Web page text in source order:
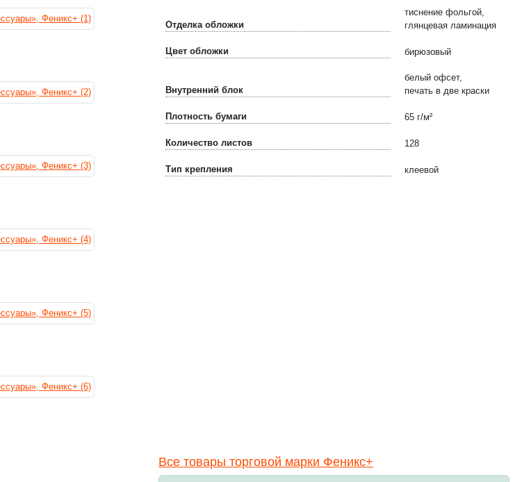
Отделка обложки
тиснение фольгой,
глянцевая ламинация
Цвет обложки бирюзовый
Внутренний блок
белый офсет,
печать в две краски
Плотность бумаги 65 г/м²
Количество листов 128
Тип крепления клеевой
Все товары торговой марки Феникс+